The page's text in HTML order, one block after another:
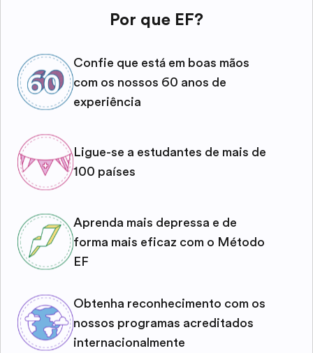
Por que EF?
Confie que está em boas mãos
com os nossos 60 anos de
experiência
Ligue-se a estudantes de mais de
100 países
Aprenda mais depressa e de
forma mais eficaz com o Método
EF
Obtenha reconhecimento com os
nossos programas acreditados
internacionalmente